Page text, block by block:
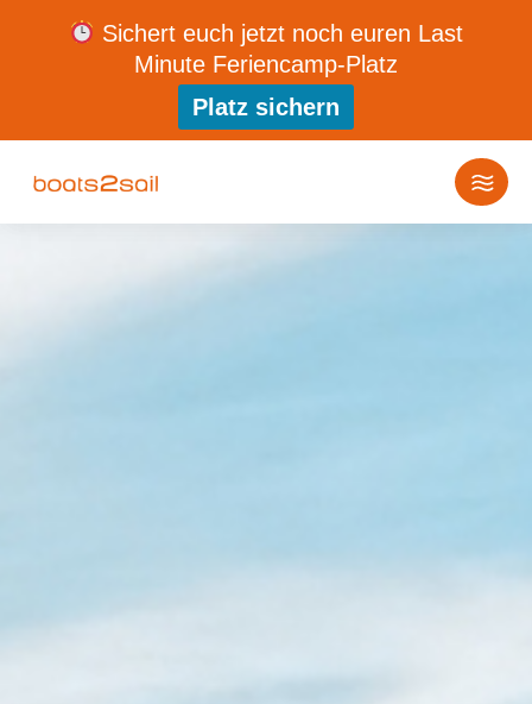
Sichert euch jetzt noch euren Last
Minute Feriencamp-Platz
Platz sichern